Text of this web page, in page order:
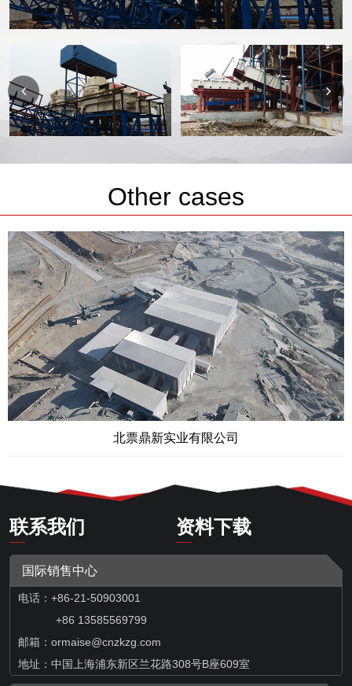
Other cases
北票鼎新实业有限公司
联系我们 资料下载
国际销售中心
电话：+86-21-50903001
+86 13585569799
邮箱： ormaise@cnzkzg.com
地址：中国上海浦东新区兰花路308号B座609室